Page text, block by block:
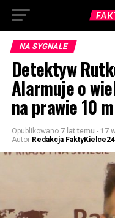
NA SYGNALE
Detektyw
Alarmuje o
na prawie 10
Opublikowano 7 lat temu - 17
Autor Redakcja